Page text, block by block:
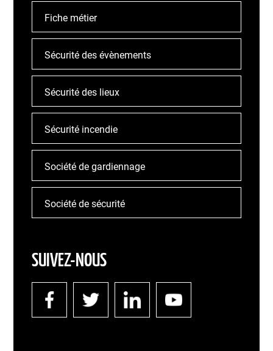
Fiche métier
Sécurité des évènements
Sécurité des lieux
Sécurité incendie
Société de gardiennage
Société de sécurité
SUIVEZ-NOUS